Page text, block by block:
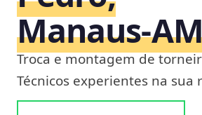
Troca e montagem de
Técnicos experientes na sua